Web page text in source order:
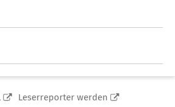
Leserreporter werden